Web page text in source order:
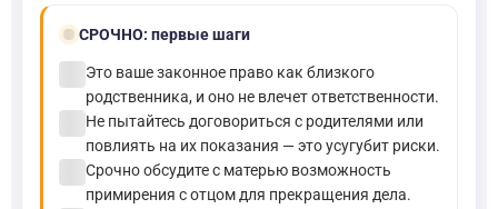
boltСРОЧНО: первые шаги
Это ваше законное право как близкого
родственника, и оно не влечет ответственности.
Не пытайтесь договориться с родителями или
повлиять на их показания — это усугубит риски.
Срочно обсудите с матерью возможность
примирения с отцом для прекращения дела.